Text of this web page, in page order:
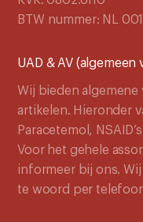
BTW nummer: NL
UAD & AV
Wij bieden algemene
artikelen. Hieronder
Paracetemol,
Voor het gehele
informeer bij ons. Wij
te woord per